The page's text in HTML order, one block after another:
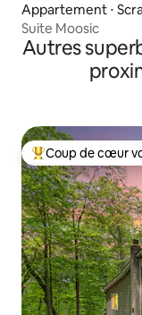
Appartement ⋅
Suite Moosic
Autres
Coups de cœur
Coup de cœur